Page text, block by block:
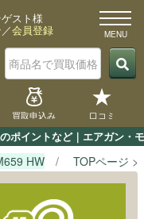
ポイントなど｜エアガン・
スト様
／会員登録
買取申込み 口コミ
HW TOPページ